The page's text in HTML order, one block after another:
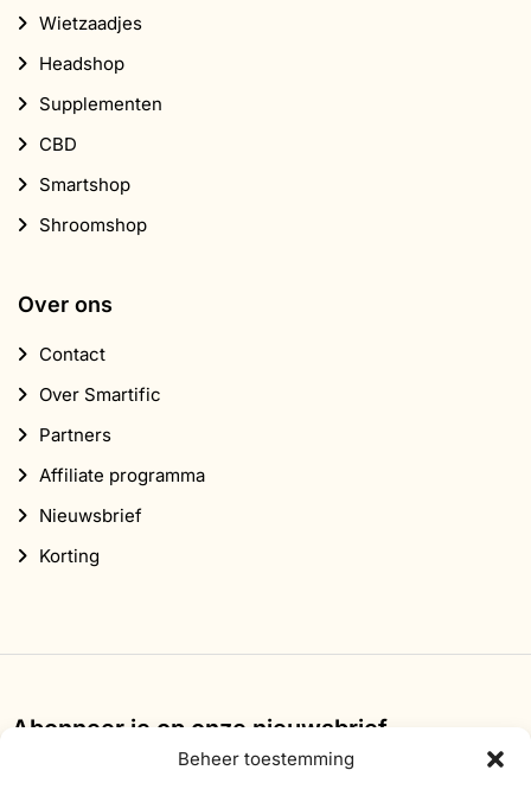
Beheer toestemming
Wietzaadjes
Headshop
Supplementen
CBD
Smartshop
Shroomshop
Over ons
Contact
Over Smartific
Partners
Affiliate programma
Nieuwsbrief
Korting
Abonneer je op onze nieuwsbrief
Schrijf je in voor onze nieuwsbrief en ontvang 10%